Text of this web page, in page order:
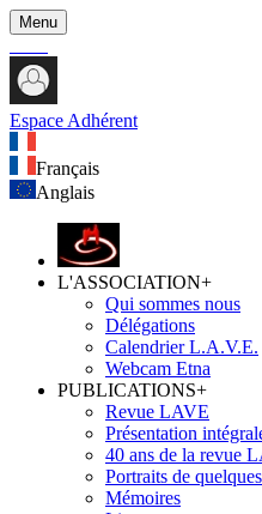
Menu
Espace Adhérent
Français
Anglais
L'ASSOCIATION+
Qui sommes nous
Délégations
Calendrier L.A.V.E.
Webcam Etna
PUBLICATIONS+
Revue LAVE
Présentation
40 ans de la revue
Portraits de
Mémoires